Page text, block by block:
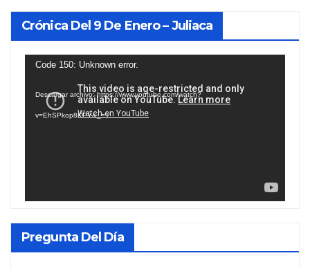
Crónica Del 9 De Enero – Juliaca
Reproductor
vídeo
Code 150: Unknown error.
Descargar archivo: https://www.youtube.com/watch?
v=EhSPkop8KPY&_=1
Pregunta Del Día